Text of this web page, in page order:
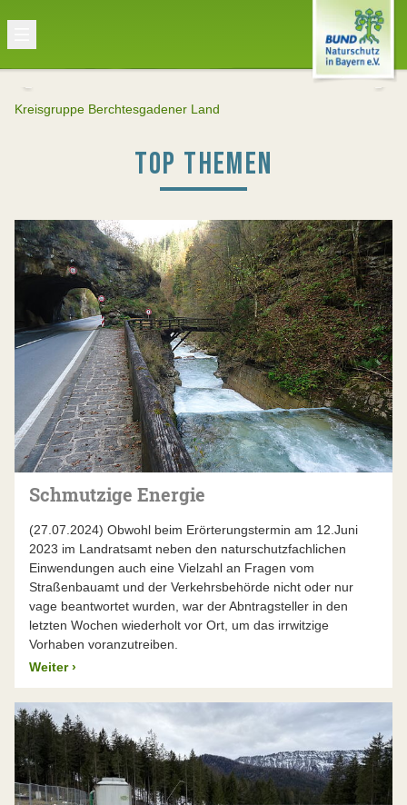
Kreisgruppe Berchtesgadener Land
TOP THEMEN
Schmutzige Energie
(27.07.2024) Obwohl beim Erörterungstermin am 12.Juni
2023 im Landratsamt neben den naturschutzfachlichen
Einwendungen auch eine Vielzahl an Fragen vom
Straßenbauamt und der Verkehrsbehörde nicht oder nur
vage beantwortet wurden, war der Abntragsteller in den
letzten Wochen wiederholt vor Ort, um das irrwitzige
Vorhaben voranzutreiben.
Weiter ›